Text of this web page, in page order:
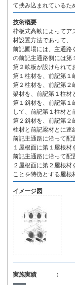
て挟み込まれているた
技術概要
枠板式高畝によってア
材設置方法であって、
前記圃場には、主通路
の前記主通路側には第
第２畝板が設けられて
第１柱材を、前記第１
第２柱材を、前記第２
梁材を、前記第１柱材
第１斜材を、前記第１
して、前記第１柱材と
第２斜材を、前記第２
柱材と前記梁材とに連
前記主通路に沿って配
１屋根面に第１屋根材
前記主通路に沿って配
２屋根面に第２屋根材
ことを特徴とする屋根
イメージ図
実施実績 ：